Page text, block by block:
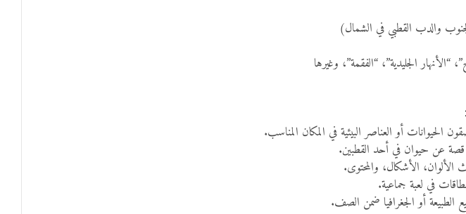
والدب القطبي في الشمال)
الجليدية”، “الفقمة”، وغيرها
أو العناصر البيئية في المكان المناسب.
قصة عن حيوان في أحد القطبين.
الأشكال، والمحتوى.
في لعبة جماعية.
أو الجغرافيا ضمن الصف.